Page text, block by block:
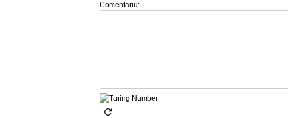
Comentariu: